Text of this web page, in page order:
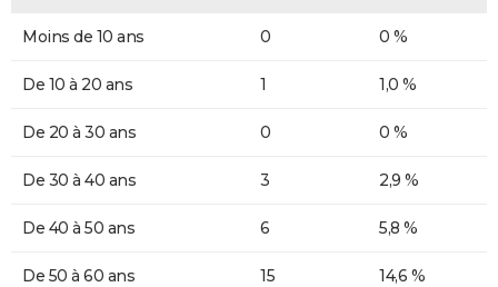
Moins de 10 ans 0 0 %
De 10 à 20 ans 1 1,0 %
De 20 à 30 ans 0 0 %
De 30 à 40 ans 3 2,9 %
De 40 à 50 ans 6 5,8 %
De 50 à 60 ans 15 14,6 %